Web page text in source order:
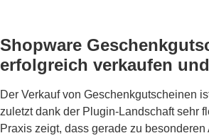
Shopware
erfolgreich verkaufen
Der Verkauf von Geschenkgutscheinen
zuletzt dank der Plugin-Landschaft sehr
Praxis zeigt, dass gerade zu besonderen